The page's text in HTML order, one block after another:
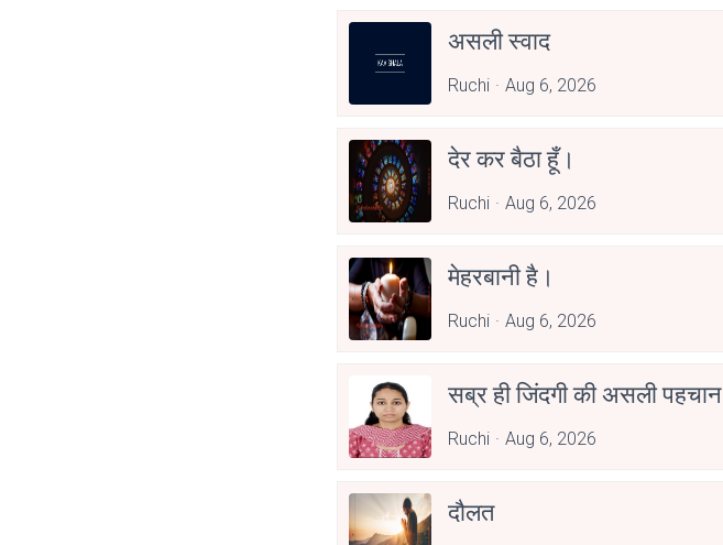
असली स्वाद
Ruchi Aug 6, 2026
देर कर बैठा हूँ।
Ruchi Aug 6, 2026
मेहरबानी है।
Ruchi Aug 6, 2026
सब्र ही जिंदगी की असली पहचान
Ruchi Aug 6, 2026
दौलत